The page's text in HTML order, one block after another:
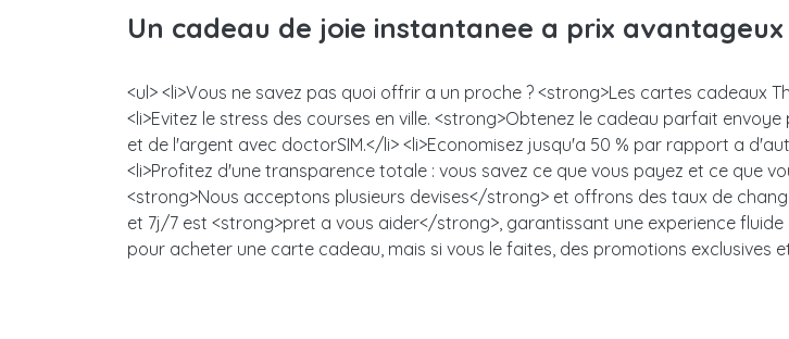
Un cadeau de joie instantanee a prix avantageux
<ul> <li>Vous ne savez pas quoi offrir a un proche ? <strong>Les cartes cadeaux
<li>Evitez le stress des courses en ville. <strong>Obtenez le cadeau parfait
et de l'argent avec doctorSIM.</li> <li>Economisez jusqu'a 50 % par rapport a
<li>Profitez d'une transparence totale : vous savez ce que vous payez et ce que
<strong>Nous acceptons plusieurs devises</strong> et offrons des taux de
et 7j/7 est <strong>pret a vous aider</strong>, garantissant une experience
pour acheter une carte cadeau, mais si vous le faites, des promotions